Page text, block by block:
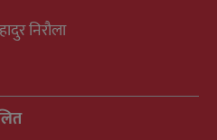
निरौला